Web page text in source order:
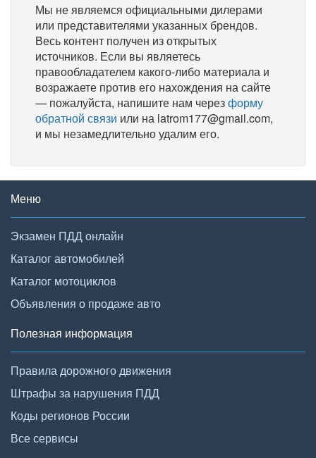
Мы не являемся официальными дилерами
или представителями указанных брендов.
Весь контент получен из открытых
источников. Если вы являетесь
правообладателем какого-либо материала и
возражаете против его нахождения на сайте
— пожалуйста, напишите нам черезформу
обратной связи или на latrom177@gmail.com,
и мы незамедлительно удалим его.
Меню
Экзамен ПДД онлайн
Каталог автомобилей
Каталог мотоциклов
Объявления о продаже авто
Полезная информация
Правила дорожного движения
Штрафы за нарушения ПДД
Коды регионов России
Все сервисы